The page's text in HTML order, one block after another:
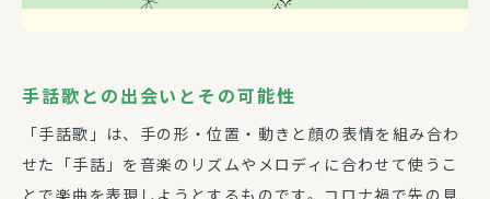
手話歌との出会いとその可能性
「手話歌」は、手の形・位置・動きと顔の表情を組み合わ
せた「手話」を音楽のリズムやメロディに合わせて使うこ